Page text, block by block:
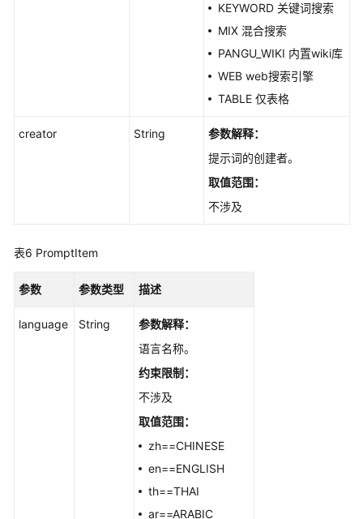
KEYWORD 关键词搜索
MIX 混合搜索
PANGU_WIKI 内置wiki库
WEB web搜索引擎
TABLE 仅表格
creator String
参数解释：
提示词的创建者。
取值范围：
不涉及
表6 PromptItem
参数 参数类型 描述
language String
参数解释：
语言名称。
约束限制：
不涉及
取值范围：
zh==CHINESE
en==ENGLISH
th==THAI
ar==ARABIC